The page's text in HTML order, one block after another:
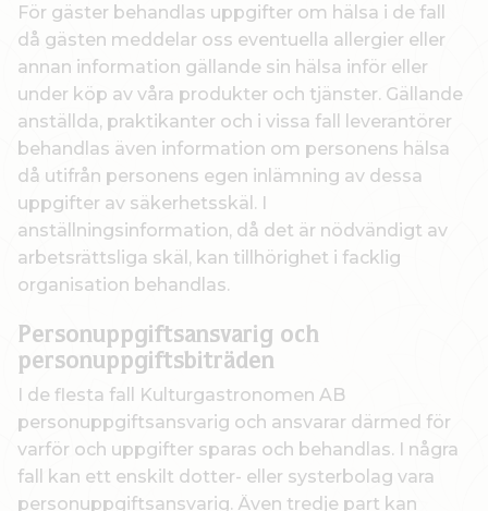
För gäster behandlas uppgifter om hälsa i de fall
då gästen meddelar oss eventuella allergier eller
annan information gällande sin hälsa inför eller
under köp av våra produkter och tjänster. Gällande
anställda, praktikanter och i vissa fall leverantörer
behandlas även information om personens hälsa
då utifrån personens egen inlämning av dessa
uppgifter av säkerhetsskäl. I
anställningsinformation, då det är nödvändigt av
arbetsrättsliga skäl, kan tillhörighet i facklig
organisation behandlas.
Personuppgiftsansvarig och
personuppgiftsbiträden
I de flesta fall Kulturgastronomen AB
personuppgiftsansvarig och ansvarar därmed för
varför och uppgifter sparas och behandlas. I några
fall kan ett enskilt dotter- eller systerbolag vara
personuppgiftsansvarig. Även tredje part kan